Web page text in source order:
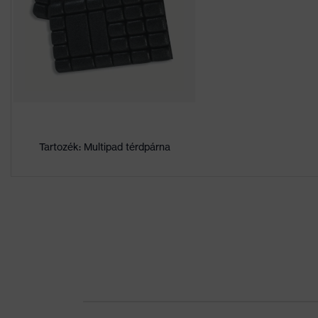
Négyzetmétertömeg
Anyag
Anyag
Tartozék: Multipad térdpárna